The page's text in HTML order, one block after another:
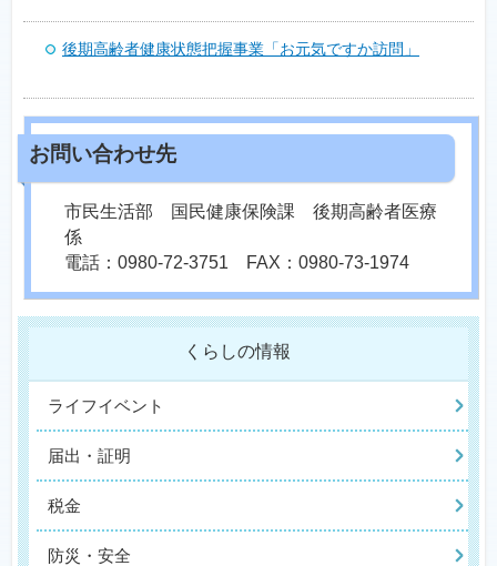
後期高齢者健康状態把握事業「お元気ですか訪問」
市民生活部 国民健康保険課 後期高齢者医療
係
電話：0980-72-3751 FAX：0980-73-1974
くらしの情報
ライフイベント
届出・証明
税金
防災・安全